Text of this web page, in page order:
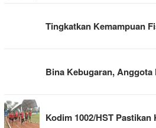
Tingkatkan Kemampuan
Bina Kebugaran,
Kodim 1002/HST